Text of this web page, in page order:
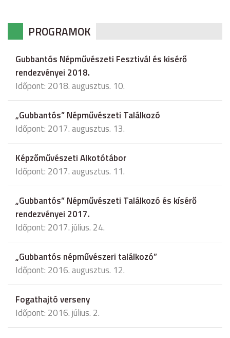
PROGRAMOK
Gubbantós Népművészeti Fesztivál és kisérő
rendezvényei 2018.
Időpont: 2018. augusztus. 10.
„Gubbantós” Népművészeti Találkozó
Időpont: 2017. augusztus. 13.
Képzőművészeti Alkotótábor
Időpont: 2017. augusztus. 11.
„Gubbantós” Népművészeti Találkozó és kísérő
rendezvényei 2017.
Időpont: 2017. július. 24.
„Gubbantós népművészeri találkozó”
Időpont: 2016. augusztus. 12.
Fogathajtó verseny
Időpont: 2016. július. 2.